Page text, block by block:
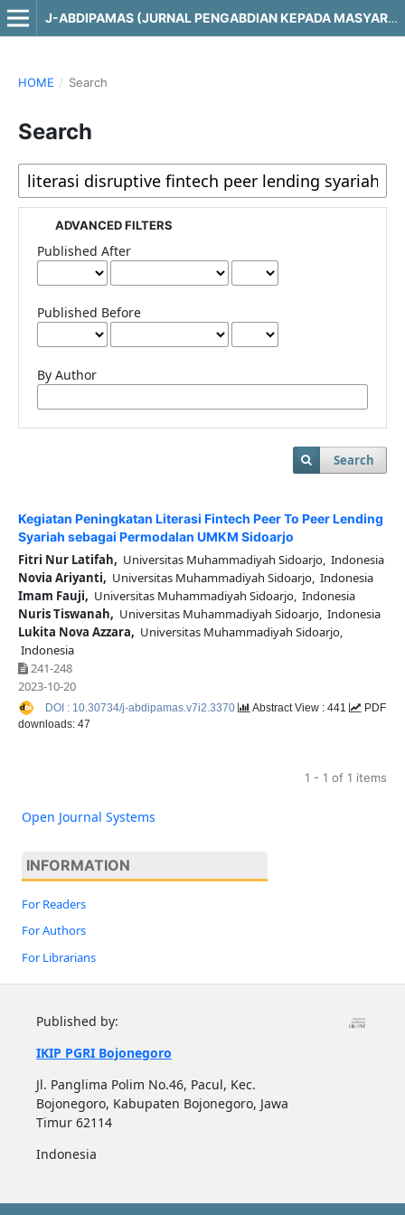
J-ABDIPAMAS (JURNAL PENGABDIAN KEPADA MASYARAKAT)
HOME / Search
Search
ADVANCED FILTERS
Published After
Published Before
By Author
Search
Kegiatan Peningkatan Literasi Fintech Peer To Peer Lending
Syariah sebagai Permodalan UMKM Sidoarjo
Fitri Nur Latifah, Universitas Muhammadiyah Sidoarjo, Indonesia
Novia Ariyanti, Universitas Muhammadiyah Sidoarjo, Indonesia
Imam Fauji, Universitas Muhammadiyah Sidoarjo, Indonesia
Nuris Tiswanah, Universitas Muhammadiyah Sidoarjo, Indonesia
Lukita Nova Azzara, Universitas Muhammadiyah Sidoarjo,
Indonesia
241-248
2023-10-20
DOI : 10.30734/j-abdipamas.v7i2.3370 Abstract View : 441
PDF
downloads: 47
1 - 1 of 1 items
Open Journal Systems
INFORMATION
For Readers
For Authors
For Librarians
Published by:
IKIP PGRI Bojonegoro
Jl. Panglima Polim No.46, Pacul, Kec.
Bojonegoro, Kabupaten Bojonegoro, Jawa
Timur 62114
Indonesia